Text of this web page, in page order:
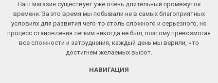
Наш магазин существует уже очень длительный промежуток
времени. За это время мы побывали не в самых благоприятных
условиях для развития чего-то столь сложного и серьезного, но
процесс становления легким никогда не был, поэтому превозмогая
все сложности и затруднения, каждый день мы верили, что
достигнем желаемых высот.
НАВИГАЦИЯ